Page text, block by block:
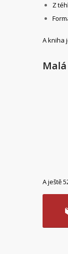
Z
A kniha
A ještě